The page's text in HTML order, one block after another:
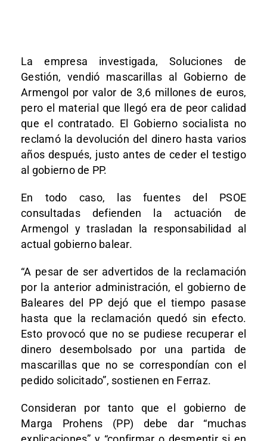
La empresa investigada, Soluciones de
Gestión, vendió mascarillas al Gobierno de
Armengol por valor de 3,6 millones de euros,
pero el material que llegó era de peor calidad
que el contratado. El Gobierno socialista no
reclamó la devolución del dinero hasta varios
años después, justo antes de ceder el testigo
al gobierno de PP.
En todo caso, las fuentes del PSOE
consultadas defienden la actuación de
Armengol y trasladan la responsabilidad al
actual gobierno balear.
“A pesar de ser advertidos de la reclamación
por la anterior administración, el gobierno de
Baleares del PP dejó que el tiempo pasase
hasta que la reclamación quedó sin efecto.
Esto provocó que no se pudiese recuperar el
dinero desembolsado por una partida de
mascarillas que no se correspondían con el
pedido solicitado”, sostienen en Ferraz.
Consideran por tanto que el gobierno de
Marga Prohens (PP) debe dar “muchas